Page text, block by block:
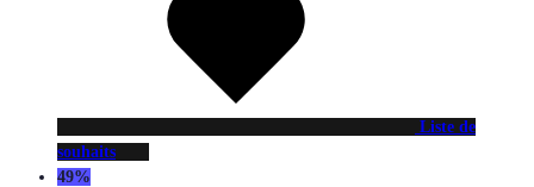
Liste de
souhaits
49%